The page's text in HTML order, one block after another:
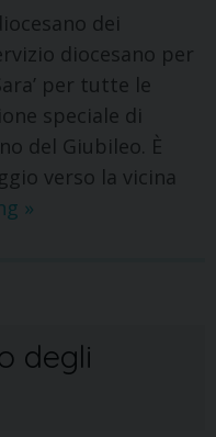
dei
diocesano per
per tutte le
speciale di
del Giubileo. È
verso la vicina
»
degli